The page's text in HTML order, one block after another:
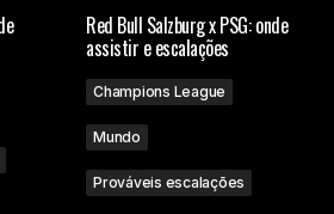
Red Bull Salzburg x PSG: onde
assistir e escalações
Champions League
Mundo
Prováveis escalações